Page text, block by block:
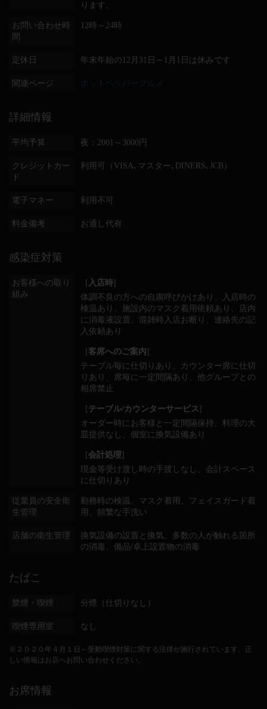
ります。
お問い合わせ時
間
12時～24時
定休日 年末年始の12月31日～1月1日は休みです
関連ページ ホットペッパーグルメ
詳細情報
平均予算 夜：2001～3000円
クレジットカー
ド
利用可（VISA､マスター､DINERS､JCB）
電子マネー 利用不可
料金備考 お通し代有
感染症対策
お客様への取り
組み
[ 入店時]
体調不良の方への自粛呼びかけあり
入店時の
検温あり
施設内のマスク着用依頼あり
店内
に消毒液設置
混雑時入店お断り
連絡先の記
入依頼あり
[客席へのご案内]
テーブル毎に仕切りあり
カウンター席に仕切
りあり
席毎に一定間隔あり
他グループとの
相席禁止
[テーブル/カウンターサービス]
オーダー時にお客様と一定間隔保持
料理の大
皿提供なし
個室に換気設備あり
[会計処理]
現金等受け渡し時の手渡しなし
会計スペース
に仕切りあり
従業員の安全衛
生管理
勤務時の検温 マスク着用
フェイスガード着
用
頻繁な手洗い
店舗の衛生管理 換気設備の設置と換気
多数の人が触れる箇所
の消毒
備品/卓上設置物の消毒
たばこ
禁煙・喫煙 分煙（仕切りなし）
喫煙専用室 なし
※２０２０年４月１日～受動喫煙対策に関する法律が施行されています。正
しい情報はお店へお問い合わせください。
お席情報